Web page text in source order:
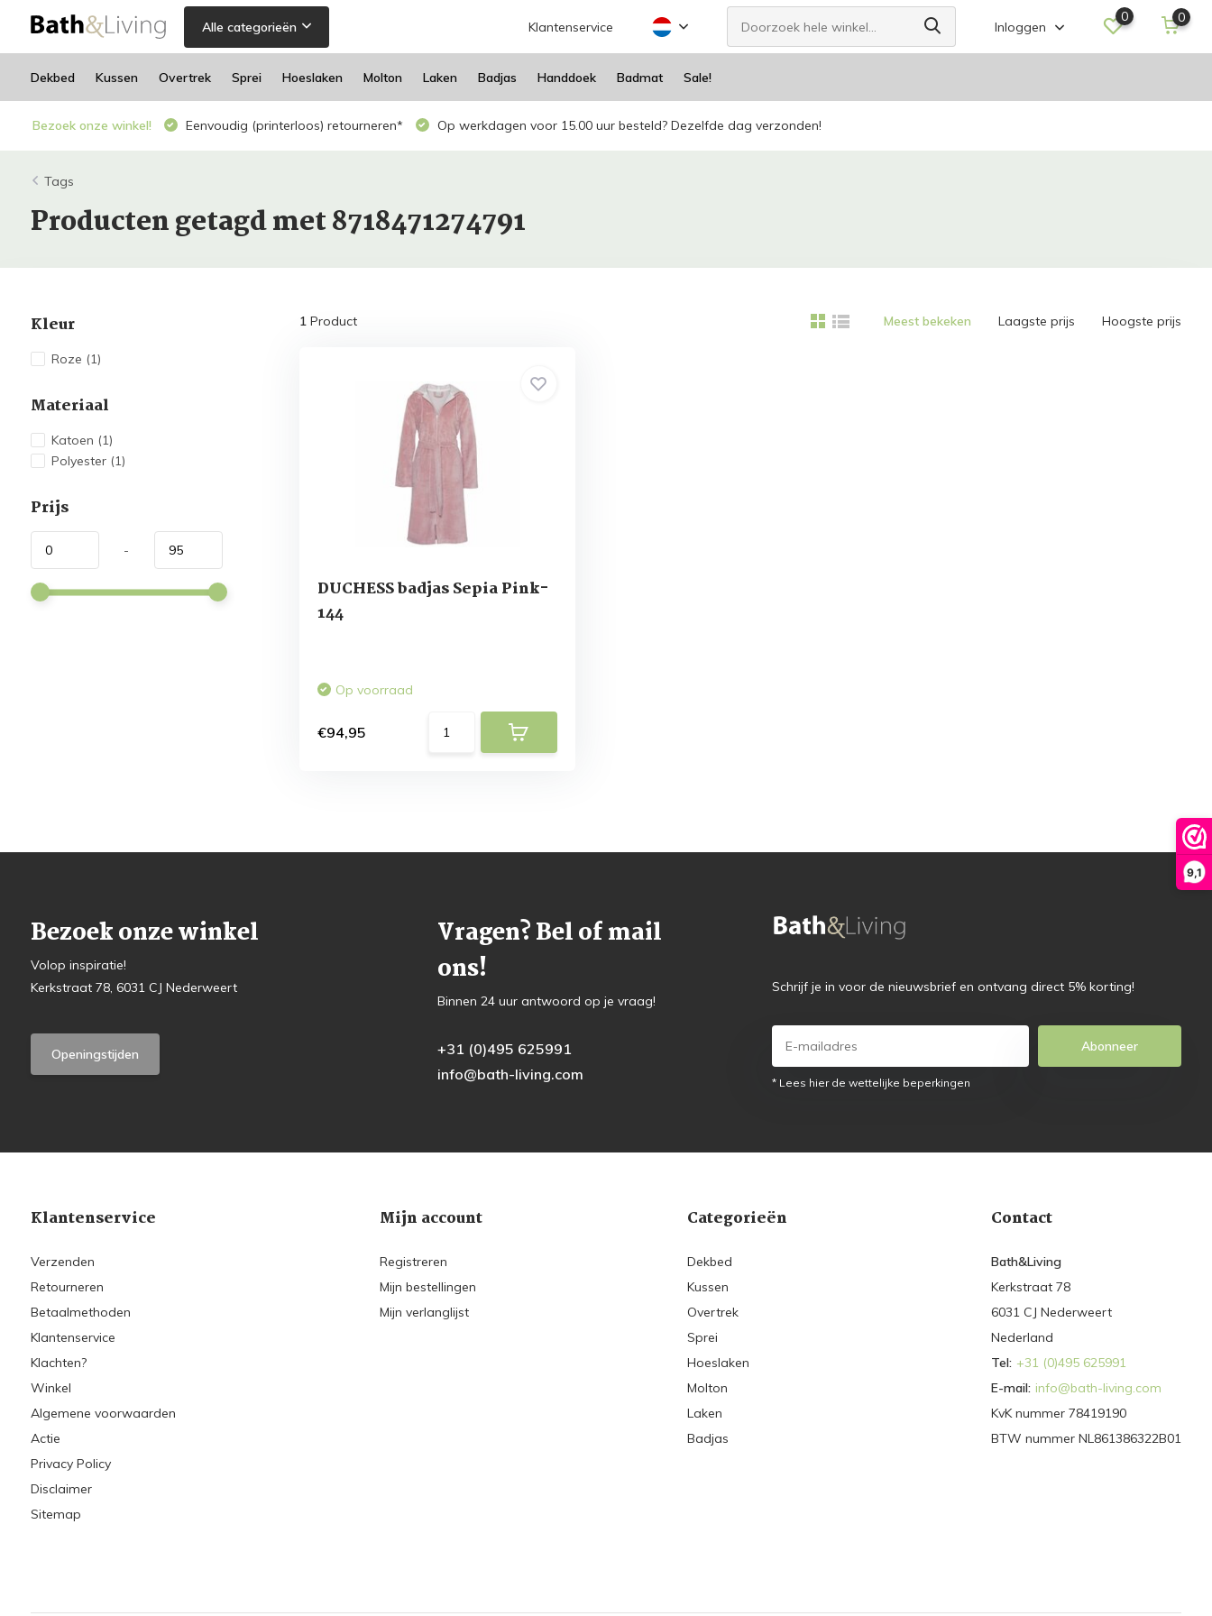
9,1
Alle categorieën Klantenservice Inloggen
0 0
Dekbed Kussen Overtrek Sprei Hoeslaken Molton Laken Badjas Handdoek Badmat Sale!
Bezoek onze winkel! Eenvoudig (printerloos) retourneren* Op werkdagen voor 15.00 uur besteld? Dezelfde dag verzonden!
Tags
Producten getagd met 8718471274791
Kleur
Roze (1)
Materiaal
Katoen (1)
Polyester (1)
Prijs
-
1Product Meest bekeken Laagste prijs Hoogste prijs
DUCHESS badjas Sepia Pink-
144
Op voorraad
€94,95
Bezoek onze winkel
Volop inspiratie!
Kerkstraat 78, 6031 CJ Nederweert
Openingstijden
Vragen? Bel of mail
ons!
Binnen 24 uur antwoord op je vraag!
+31 (0)495 625991
info@bath-living.com
Schrijf je in voor de nieuwsbrief en ontvang direct 5% korting!
Abonneer
* Lees hier de wettelijke beperkingen
Klantenservice
Verzenden
Retourneren
Betaalmethoden
Klantenservice
Klachten?
Winkel
Algemene voorwaarden
Actie
Privacy Policy
Disclaimer
Sitemap
Mijn account
Registreren
Mijn bestellingen
Mijn verlanglijst
Categorieën
Dekbed
Kussen
Overtrek
Sprei
Hoeslaken
Molton
Laken
Badjas
Contact
Bath&Living
Kerkstraat 78
6031 CJ Nederweert
Nederland
Tel: +31 (0)495 625991
E-mail: info@bath-living.com
KvK nummer 78419190
BTW nummer NL861386322B01